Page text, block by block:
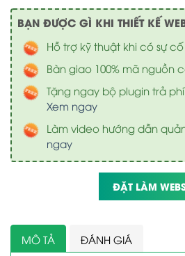
BẠN ĐƯỢC GÌ KHI THIẾT KẾ
Hỗ trợ kỹ thuật khi có sự
Bàn giao 100% mã nguồn
Tặng ngay bộ plugin trả
Xem ngay
Làm video hướng dẫn
ngay
ĐẶT LÀM
MÔ TẢ ĐÁNH GIÁ